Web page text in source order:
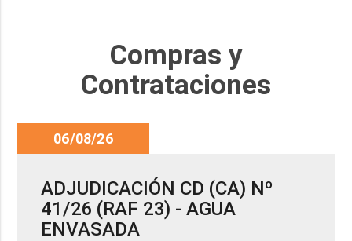
Compras y
Contrataciones
06/08/26
ADJUDICACIÓN CD (CA) Nº
41/26 (RAF 23) - AGUA
ENVASADA